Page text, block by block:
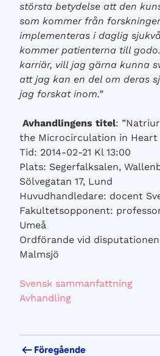
största betydelse att den
som kommer från
implementeras i daglig
kommer patienterna till godo.
karriär, vill jag gärna kunna
att jag kan en del om deras
jag forskat inom.”
Avhandlingens titel:
the Microcirculation in Heart
Tid: 2014-02-21 Kl 13:00
Plats: Segerfalksalen,
Sölvegatan 17, Lund
Huvudhandledare: docent
Fakultetsopponent:
Umeå
Ordförande vid
Malmsjö
Svensk sammanfattning
Avhandling
Föregående